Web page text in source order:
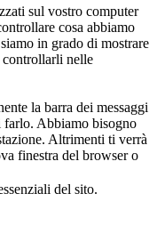
sul vostro computer
cosa abbiamo
in grado di mostrare
nelle
la barra dei messaggi
farlo. Abbiamo bisogno
Altrimenti ti verrà
finestra del browser o
del sito.